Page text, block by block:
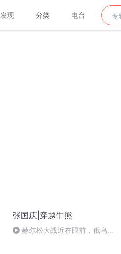
发现 分类 电台
张国庆|穿越牛熊
赫尔松大战近在眼前，俄乌冲